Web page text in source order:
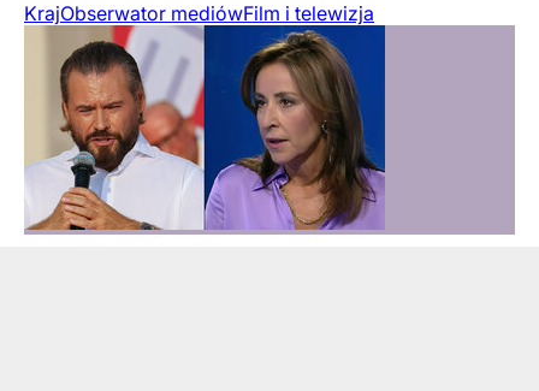
KrajObserwator mediówFilm i telewizja